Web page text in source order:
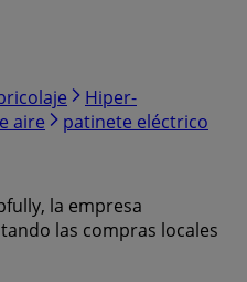
Hiper-
aire patinete eléctrico
la empresa
las compras locales